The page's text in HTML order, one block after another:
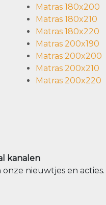
Matras 180x200
Matras 180x210
Matras 180x220
Matras 200x190
Matras 200x200
Matras 200x210
Matras 200x220
kanalen
nieuwtjes en acties.